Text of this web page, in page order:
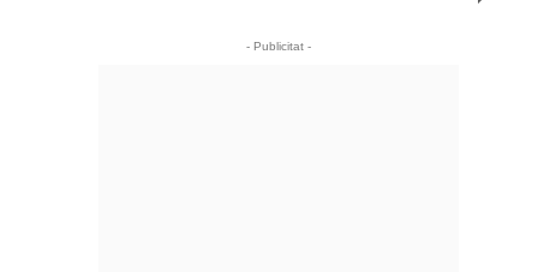
- Publicitat -